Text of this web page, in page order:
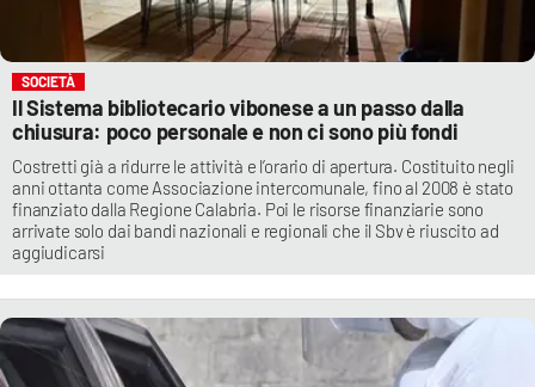
SOCIETÀ
Il Sistema bibliotecario vibonese a un passo dalla
chiusura: poco personale e non ci sono più fondi
Costretti già a ridurre le attività e l’orario di apertura. Costituito negli
anni ottanta come Associazione intercomunale, fino al 2008 è stato
finanziato dalla Regione Calabria. Poi le risorse finanziarie sono
arrivate solo dai bandi nazionali e regionali che il Sbv è riuscito ad
aggiudicarsi